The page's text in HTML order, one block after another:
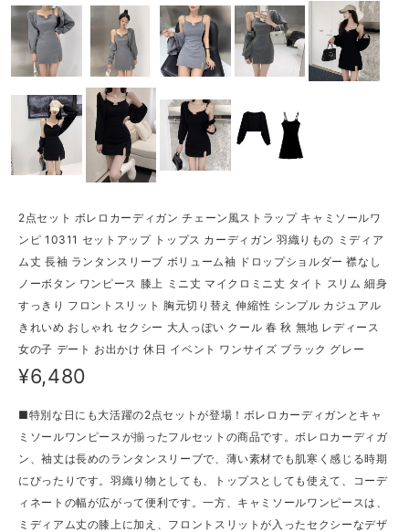
2点セット ボレロカーディガン チェーン風ストラップ キャミソールワ
ンピ 10311 セットアップ トップス カーディガン 羽織りもの ミディア
ム丈 長袖 ランタンスリーブ ボリューム袖 ドロップショルダー 襟なし
ノーボタン ワンピース 膝上 ミニ丈 マイクロミニ丈 タイト スリム 細身
すっきり フロントスリット 胸元切り替え 伸縮性 シンプル カジュアル
きれいめ おしゃれ セクシー 大人っぽい クール 春 秋 無地 レディース
女の子 デート お出かけ 休日 イベント ワンサイズ ブラック グレー
¥6,480
■特別な日にも大活躍の2点セットが登場！ボレロカーディガンとキャ
ミソールワンピースが揃ったフルセットの商品です。ボレロカーディガ
ン、袖丈は長めのランタンスリーブで、薄い素材でも肌寒く感じる時期
にぴったりです。羽織り物としても、トップスとしても使えて、コーデ
ィネートの幅が広がって便利です。一方、キャミソールワンピースは、
ミディアム丈の膝上に加え、フロントスリットが入ったセクシーなデザ